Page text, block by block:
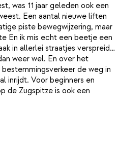
was 11 jaar geleden ook een
Een aantal nieuwe liften
piste bewegwijzering, maar
En ik mis echt een beetje een
in allerlei straatjes verspreid…
weer wel. En over het
de weg in
inrijdt. Voor beginners en
de Zugspitze is ook een